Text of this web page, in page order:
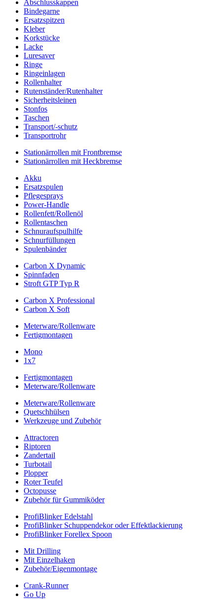
Abschlusskappen
Bindegarne
Ersatzspitzen
Kleber
Korkstücke
Lacke
Luresaver
Ringe
Ringeinlagen
Rollenhalter
Rutenständer/Rutenhalter
Sicherheitsleinen
Stonfos
Taschen
Transport/-schutz
Transportrohr
Stationärrollen mit Frontbremse
Stationärrollen mit Heckbremse
Akku
Ersatzspulen
Pflegesprays
Power-Handle
Rollenfett/Rollenöl
Rollentaschen
Schnuraufspulhilfe
Schnurfüllungen
Spulenbänder
Carbon X Dynamic
Spinnfaden
Stroft GTP Typ R
Carbon X Professional
Carbon X Soft
Meterware/Rollenware
Fertigmontagen
Mono
1x7
Fertigmontagen
Meterware/Rollenware
Meterware/Rollenware
Quetschhülsen
Werkzeuge und Zubehör
Attractoren
Riptoren
Zandertail
Turbotail
Plopper
Roter Teufel
Octopusse
Zubehör für Gummiköder
ProfiBlinker Edelstahl
ProfiBlinker Schuppendekor oder Effektlackierung
ProfiBlinker Forellex Spoon
Mit Drilling
Mit Einzelhaken
Zubehör/Eigenmontage
Crank-Runner
Go Up